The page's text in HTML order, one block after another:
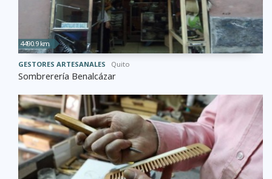
4490.9 km
GESTORES ARTESANALES Quito
Sombrerería Benalcázar